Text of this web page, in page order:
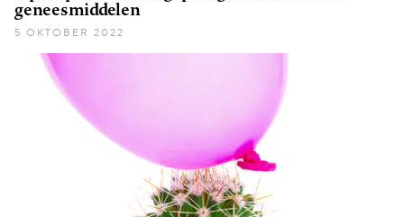
geneesmiddelen
5 OKTOBER 2022